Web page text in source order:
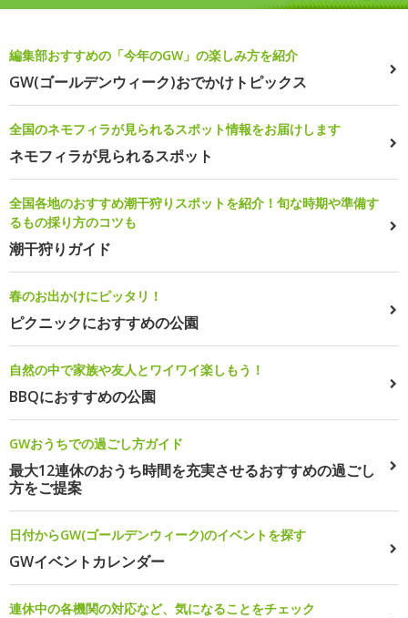
編集部おすすめの「今年のGW」の楽しみ方を紹介
GW(ゴールデンウィーク)おでかけトピックス
全国のネモフィラが見られるスポット情報をお届けします
ネモフィラが見られるスポット
全国各地のおすすめ潮干狩りスポットを紹介！旬な時期や準備す
るもの採り方のコツも
潮干狩りガイド
春のお出かけにピッタリ！
ピクニックにおすすめの公園
自然の中で家族や友人とワイワイ楽しもう！
BBQにおすすめの公園
GWおうちでの過ごし方ガイド
最大12連休のおうち時間を充実させるおすすめの過ごし
方をご提案
日付からGW(ゴールデンウィーク)のイベントを探す
GWイベントカレンダー
連休中の各機関の対応など、気になることをチェック